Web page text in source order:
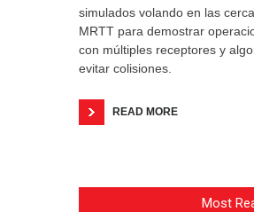
simulados volando en las
MRTT para demostrar
con múltiples receptores y
evitar colisiones.
READ MORE
Most